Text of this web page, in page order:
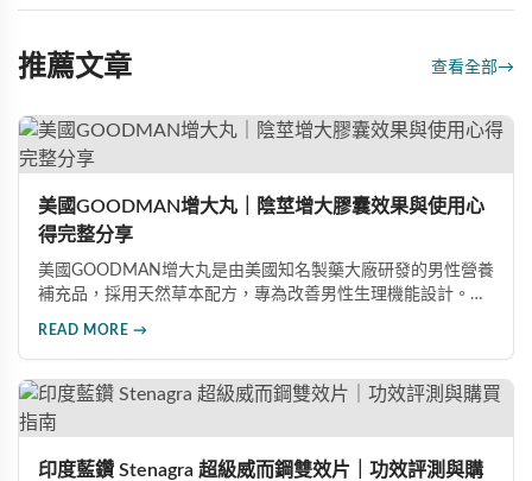
推薦文章 查看全部→
美國GOODMAN增大丸｜陰莖增大膠囊效果與使用心
得完整分享
美國GOODMAN增大丸是由美國知名製藥大廠研發的男性營養
補充品，採用天然草本配方，專為改善男性生理機能設計。根
READ MORE →
印度藍鑽 Stenagra 超級威而鋼雙效片｜功效評測與購